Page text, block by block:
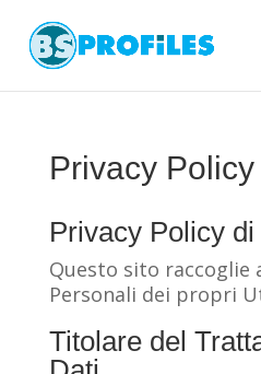
Privacy Policy
Privacy Policy
Questo sito raccoglie
Personali dei propri
Titolare del